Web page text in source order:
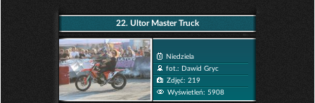
22. Ultor Master Truck
Niedziela
fot.: Dawid Gryc
Zdjęć: 219
Wyświetleń: 5908